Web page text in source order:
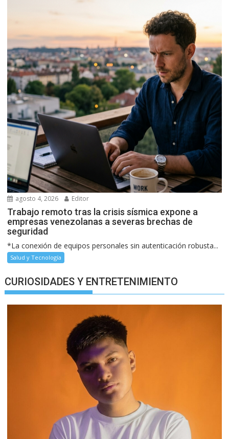
agosto 4, 2026 Editor
Trabajo remoto tras la crisis sísmica expone a
empresas venezolanas a severas brechas de
seguridad
*La conexión de equipos personales sin autenticación robusta...
Salud y Tecnología
CURIOSIDADES Y ENTRETENIMIENTO